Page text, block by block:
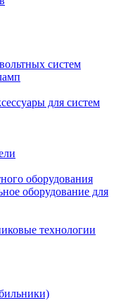
систем
для систем
оборудования
оборудование для
технологии